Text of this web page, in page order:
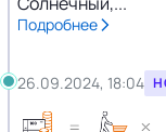
Подробнее
26.09.2024, 18:04